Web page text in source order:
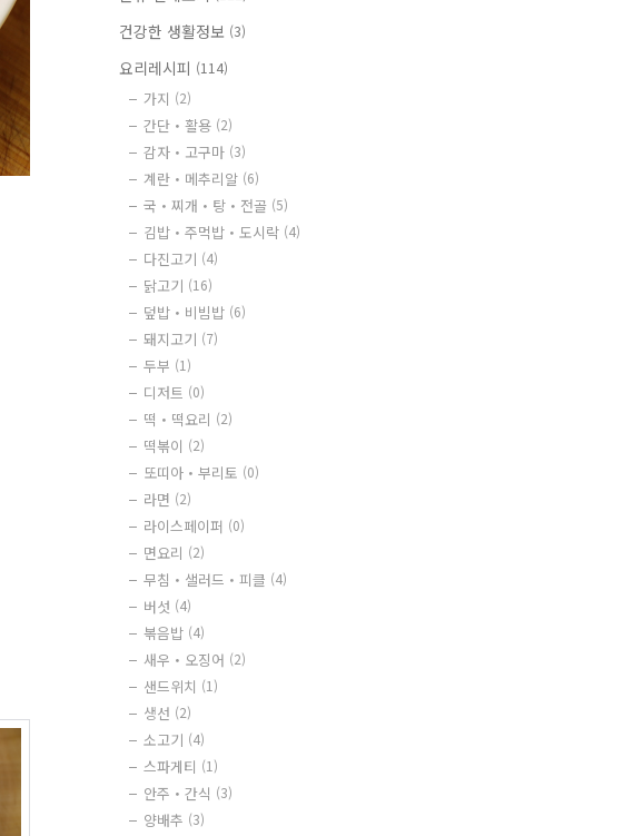
건강한 생활정보 (3)
요리레시피 (114)
가지 (2)
간단・활용 (2)
감자・고구마 (3)
계란・메추리알 (6)
국・찌개・탕・전골 (5)
김밥・주먹밥・도시락 (4)
다진고기 (4)
닭고기 (16)
덮밥・비빔밥 (6)
돼지고기 (7)
두부 (1)
디저트 (0)
떡・떡요리 (2)
떡볶이 (2)
또띠아・부리토 (0)
라면 (2)
라이스페이퍼 (0)
면요리 (2)
무침・샐러드・피클 (4)
버섯 (4)
볶음밥 (4)
새우・오징어 (2)
샌드위치 (1)
생선 (2)
소고기 (4)
스파게티 (1)
안주・간식 (3)
양배추 (3)